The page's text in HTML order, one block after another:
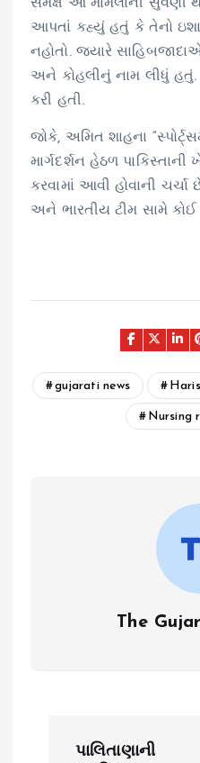
સમક્ષ આ મામલાની સુવણી
આપતાં કહ્યું હતું કે તેનો
નહોતો. જ્યારે સાહિબજાદાએ
અને કોહલીનું નામ લીધું
કરી હતી.
જોકે, અમિત શાહના
માર્ગદર્શન હેઠળ પાકિસ્તાની
કરવામાં આવી હોવાની
અને ભારતીય ટીમ સામે કોઈ
gujarati news
Nursing
The
પાલિતાણાની